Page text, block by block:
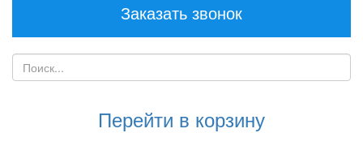
Заказать звонок
Перейти в корзину